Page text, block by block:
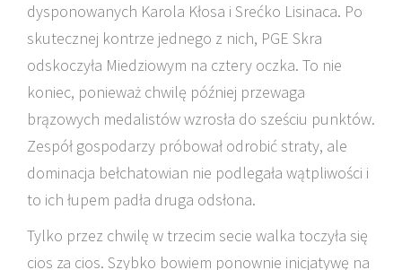
dysponowanych Karola Kłosa i Srećko Lisinaca. Po
skutecznej kontrze jednego z nich, PGE Skra
odskoczyła Miedziowym na cztery oczka. To nie
koniec, ponieważ chwilę później przewaga
brązowych medalistów wzrosła do sześciu punktów.
Zespół gospodarzy próbował odrobić straty, ale
dominacja bełchatowian nie podlegała wątpliwości i
to ich łupem padła druga odsłona.
Tylko przez chwilę w trzecim secie walka toczyła się
cios za cios. Szybko bowiem ponownie inicjatywę na